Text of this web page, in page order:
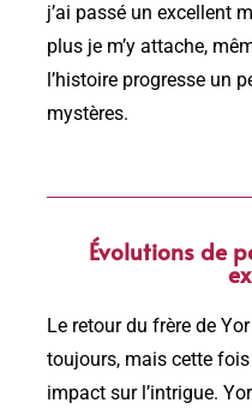
j’ai passé un excellent
plus je m’y attache,
l’histoire progresse un
mystères.
Évolutions de
Le retour du frère de
toujours, mais cette
impact sur l’intrigue.